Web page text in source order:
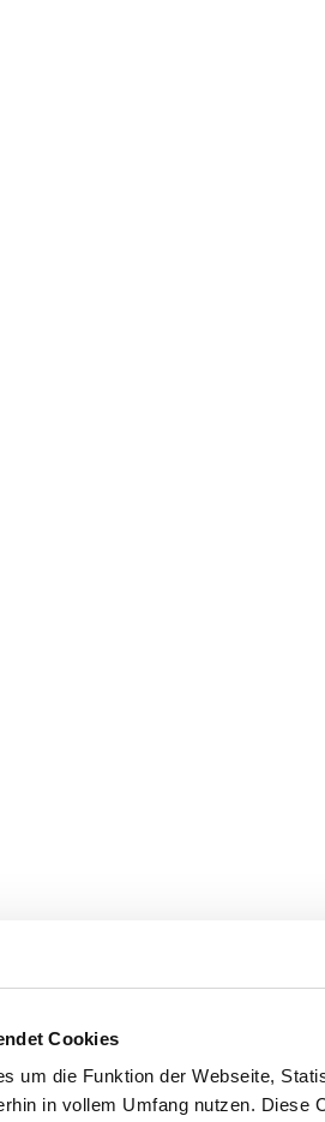
Cookies
um die Funktion der Webseite,
in vollem Umfang nutzen.